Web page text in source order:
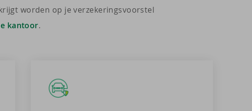
worden op je verzekeringsvoorstel
kantoor.